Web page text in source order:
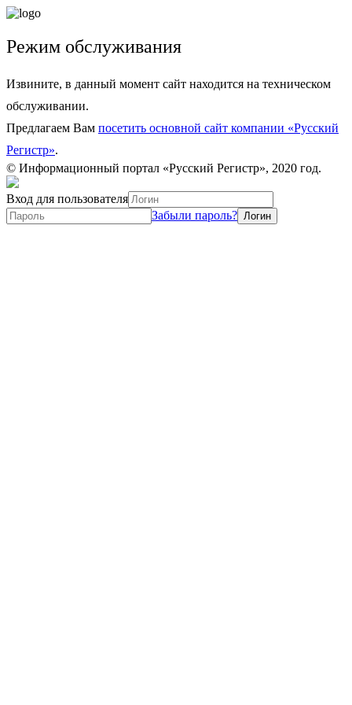
Режим обслуживания
Извините, в данный момент сайт находится на техническом
обслуживании.
Предлагаем Вам посетить основной сайт компании «Русский
Регистр».
© Информационный портал «Русский Регистр», 2020 год.
Вход для пользователя
Забыли пароль?